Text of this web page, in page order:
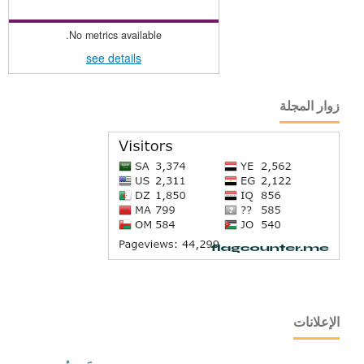
No metrics available.
see details
زوار المجلة
الإعلانات